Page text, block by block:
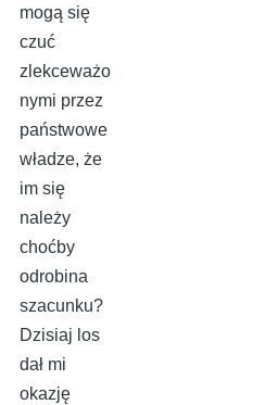
mogą się
czuć
zlekceważo
nymi przez
państwowe
władze, że
im się
należy
choćby
odrobina
szacunku?
Dzisiaj los
dał mi
okazję